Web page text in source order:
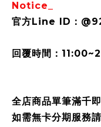
Notice_
官方Line ID：
回覆時間：
全店商品單筆滿千
如需無卡分期服務